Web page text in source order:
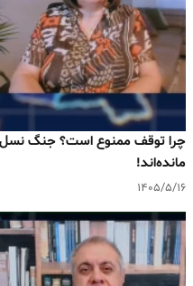
چرا توقف ممنوع است؟ جنگ
مانده‌اند!
۱۴۰۵/۵/۱۶